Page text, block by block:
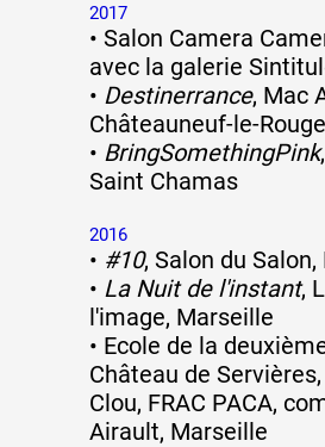
2017
• Salon Camera
avec la galerie
• Destinerrance, Mac
Châteauneuf-le-Rouge
• BringSomethingPink
Saint Chamas
2016
• #10, Salon du
• La Nuit de l'instant,
l'image, Marseille
• Ecole de la
Château de
Clou, FRAC PACA,
Airault, Marseille